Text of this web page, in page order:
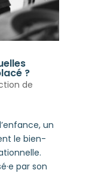
?
de
un
le bien-
par son